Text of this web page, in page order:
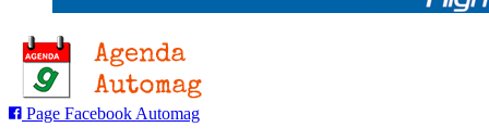
Page Facebook Automag